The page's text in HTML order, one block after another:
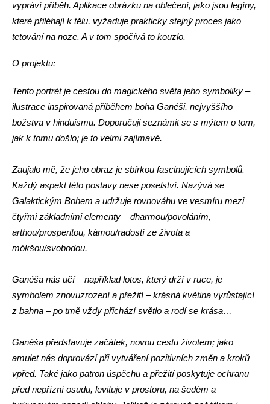
vypráví příběh. Aplikace obrázku na oblečení, jako jsou legíny,
které přiléhají k tělu, vyžaduje prakticky stejný proces jako
tetování na noze. A v tom spočívá to kouzlo.
O projektu:
Tento portrét je cestou do magického světa jeho symboliky –
ilustrace inspirovaná příběhem boha Ganéši, nejvyššího
božstva v hinduismu. Doporučuji seznámit se s mýtem o tom,
jak k tomu došlo; je to velmi zajímavé.
Zaujalo mě, že jeho obraz je sbírkou fascinujících symbolů.
Každý aspekt této postavy nese poselství. Nazývá se
Galaktickým Bohem a udržuje rovnováhu ve vesmíru mezi
čtyřmi základními elementy – dharmou/povoláním,
arthou/prosperitou, kámou/radostí ze života a
mókšou/svobodou.
Ganéša nás učí – například lotos, který drží v ruce, je
symbolem znovuzrození a přežití – krásná květina vyrůstající
z bahna – po tmě vždy přichází světlo a rodí se krása…
Ganéša představuje začátek, novou cestu životem; jako
amulet nás doprovází při vytváření pozitivních změn a kroků
vpřed. Také jako patron úspěchu a přežití poskytuje ochranu
před nepřízní osudu, levituje v prostoru, na šedém a